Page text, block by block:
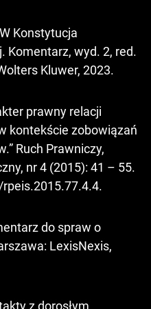
Konstytucja
Komentarz, wyd. 2, red.
Kluwer, 2023.
prawny relacji
kontekście zobowiązań
Ruch Prawniczy,
nr 4 (2015): 41 – 55.
.
do spraw o
LexisNexis,
z dorosłym